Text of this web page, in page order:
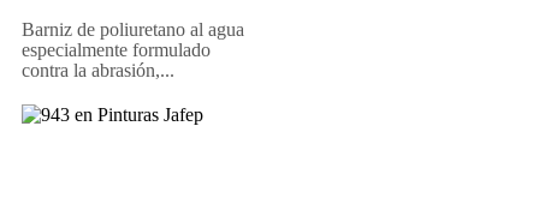
Barniz de poliuretano al agua
especialmente formulado
contra la abrasión,...